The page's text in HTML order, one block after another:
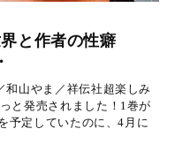
と作者の性癖
和山やま／祥伝社超楽しみ
と発売されました！1巻が
予定していたのに、4月に